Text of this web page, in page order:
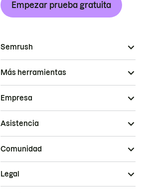
Empezar prueba gratuita
Semrush
Más herramientas
Empresa
Asistencia
Comunidad
Legal